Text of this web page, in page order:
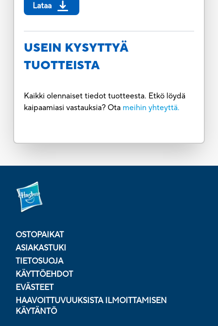
Lataa
USEIN KYSYTTYÄ
TUOTTEISTA
Kaikki olennaiset tiedot tuotteesta. Etkö löydä
kaipaamiasi vastauksia? Ota meihin yhteyttä.
OSTOPAIKAT
ASIAKASTUKI
TIETOSUOJA
KÄYTTÖEHDOT
EVÄSTEET
HAAVOITTUVUUKSISTA ILMOITTAMISEN
KÄYTÄNTÖ